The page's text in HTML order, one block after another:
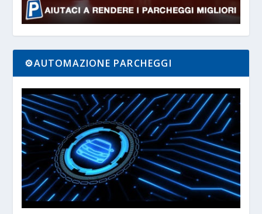
⚙️AUTOMAZIONE PARCHEGGI